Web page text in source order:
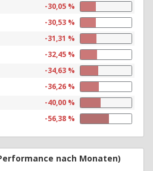
-30,05 %
-30,53 %
-31,31 %
-32,45 %
-34,63 %
-36,26 %
-40,00 %
-56,38 %
nach Monaten)